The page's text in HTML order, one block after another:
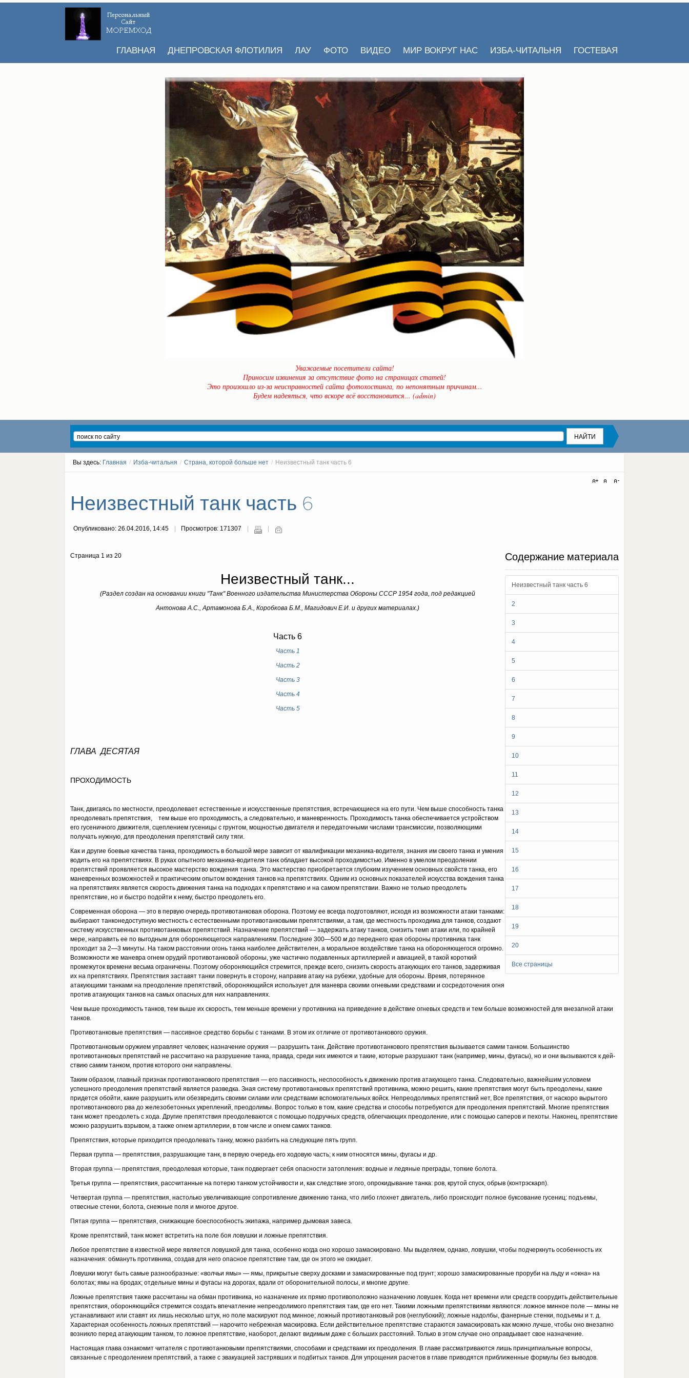
ГЛАВНАЯ ДНЕПРОВСКАЯ ФЛОТИЛИЯ ЛАУ ФОТО ВИДЕО МИР ВОКРУГ НАС ИЗБА-ЧИТАЛЬНЯ ГОСТЕВАЯ
Уважаемые посетители сайта!
Приносим извинения за отсутствие фото на страницах статей!
Это произошло из-за неисправностей сайта фотохостинга, по непонятным причинам...
Будем надеяться, что вскоре всё восстановится... (admin)
Вы здесь: Главная / Изба-читальня / Страна, которой больше нет / Неизвестный танк часть 6
Неизвестный танк часть 6
Опубликовано: 26.04.2016, 14:45 Просмотров: 171307
Содержание материала
Неизвестный танк часть 6
2
3
4
5
6
7
8
9
10
11
12
13
14
15
16
17
18
19
20
Все страницы
Страница 1 из 20
Неизвестный танк...
(Раздел создан на основании книги "Танк" Военного издательства Министерства Обороны СССР 1954 года, под редакцией
Антонова А.С., Артамонова Б.А., Коробкова Б.М., Магидович Е.И. и других материалах.)
Часть 6
Часть 1
Часть 2
Часть 3
Часть 4
Часть 5
ГЛАВА ДЕСЯТАЯ
ПРОХОДИМОСТЬ
Танк, двигаясь по местности, преодолевает естественные и искусствен­ные препятствия, встречающиеся на его пути. Чем выше способность танка
преодолевать препятствия, тем выше его проходимость, а следовательно, и маневренность. Проходимость танка обеспечивается устройством
его гусеничного движителя, сцеплением гусеницы с грунтом, мощностью двигателя и пере­даточными числами трансмиссии, позволяющими
получать нужную, для преодоления препятствий силу тяги.
Как и другие боевые качества танка, проходимость в большой мере зависит от квалификации механика-водителя, знания им своего танка и умения
водить его на препятствиях. В руках опытного механика-води­теля танк обладает высокой проходимостью. Именно в умелом преодоле­нии
препятствий проявляется высокое мастерство вождения танка. Это мастерство приобретается глубоким изучением основных свойств танка, его
маневренных возможностей и практическим опытом вождения танков на препятствиях. Одним из основных показателей искусства вождения танка
на препятствиях является скорость движения танка на подходах к препятствию и на самом препятствии. Важно не только преодолеть
препятствие, но и быстро подойти к нему, быстро преодолеть его.
Современная оборона — это в первую очередь противотанковая обо­рона. Поэтому ее всегда подготовляют, исходя из возможности атаки тан­ками:
выбирают танконедоступную местность с естественными противо­танковыми препятствиями, а там, где местность проходима для танков, создают
систему искусственных противотанковых препятствий. Назначе­ние препятствий — задержать атаку танков, снизить темп атаки или, по крайней
мере, направить ее по выгодным для обороняющегося напра­влениям. Последние 300—500 м до переднего края обороны противника танк
проходит за 2—3 минуты. На таком расстоянии огонь танка наи­более действителен, а моральное воздействие танка на обороняющегося огромно.
Возможности же маневра огнем орудий противотанковой обо­роны, уже частично подавленных артиллерией и авиацией, в такой ко­роткий
промежуток времени весьма ограничены. Поэтому обороняющийся стремится, прежде всего, снизить скорость атакующих его танков, задер­живая
их на препятствиях. Препятствия заставят танки повернуть в сто­рону, направив атаку на рубежи, удобные для обороны. Время, потерян­ное
атакующими танками на преодоление препятствий, обороняющийся использует для маневра своими огневыми средствами и сосредото­чения огня
против атакующих танков на самых опасных для них направлениях.
Чем выше проходимость танков, тем выше их скорость, тем меньше времени у противника на приведение в действие огневых средств и тем больше возможностей для внезапной атаки
танков.
Противотанковые препятствия — пассивное средство борьбы с тан­ками. В этом их отличие от противотанкового оружия.
Противотанковым оружием управляет человек; назначение оружия — разрушить танк. Действие противотанкового препятствия вызывается са­мим танком. Большинство
противотанковых препятствий не рассчитано на разрушение танка, правда, среди них имеются и такие, которые раз­рушают танк (например, мины, фугасы), но и они вызываются к дей­
ствию самим танком, против которого они направлены.
Таким образом, главный признак противотанкового препятствия — его пассивность, неспособность к движению против атакующего танка. Следовательно, важнейшим условием
успешного преодоления препят­ствий является разведка. Зная систему противотанковых препятствий противника, можно решить, какие препятствия могут быть преодолены, какие
придется обойти, какие разрушить или обезвредить своими силами или средствами вспомогательных войск. Непреодолимых препятствий нет, Все препятствия, от наскоро вырытого
противотанкового рва до железо­бетонных укреплений, преодолимы. Вопрос только в том, какие средства и способы потребуются для преодоления препятствий. Многие препят­ствия
танк может преодолеть с хода. Другие препятствия преодолева­ются с помощью подручных средств, облегчающих преодоление, или с помощью саперов и пехоты. Наконец, препятствие
можно разрушить взрывом, а также огнем артиллерии, в том числе и огнем самих танков.
Препятствия, которые приходится преодолевать танку, можно раз­бить на следующие пять групп.
Первая группа — препятствия, разрушающие танк, в первую очередь его ходовую часть; к ним относятся мины, фугасы и др.
Вторая группа — препятствия, преодолевая которые, танк под­вергает себя опасности затопления: водные и ледяные преграды, топкие болота.
Третья группа — препятствия, рассчитанные на потерю танком устойчивости и, как следствие этого, опрокидывание танка: ров, крутой спуск, обрыв (контрэскарп).
Четвертая группа — препятствия, настолько увеличивающие сопротивление движению танка, что либо глохнет двигатель, либо про­исходит полное буксование гусениц: подъемы,
отвесные стенки, болота, снежные поля и многое другое.
Пятая группа — препятствия, снижающие боеспособность эки­пажа, например дымовая завеса.
Кроме препятствий, танк может встретить на поле боя ловушки и ложные препятствия.
Любое препятствие в известной мере является ловушкой для танка, особенно когда оно хорошо замаскировано. Мы выделяем, однако, ло­вушки, чтобы подчеркнуть особенность их
назначения: обмануть против­ника, создав для него опасное препятствие там, где он этого не ожидает.
Ловушки могут быть самые разнообразные: «волчьи ямы» — ямы, прикрытые сверху досками и замаскированные под грунт; хорошо зама­скированные проруби на льду и «окна» на
болотах; ямы на бродах; от­дельные мины и фугасы на дорогах, вдали от оборонительной полосы, и многие другие.
Ложные препятствия также рассчитаны на обман противника, но назначение их прямо противоположно назначению ловушек. Когда нет времени или средств соорудить действительные
препятствия, обороняю­щийся стремится создать впечатление непреодолимого препятствия там, где его нет. Такими ложными препятствиями являются: ложное минное поле — мины не
устанавливают или ставят их лишь несколько штук, но поле маскируют под минное; ложный противотанковый ров (неглубокий); ложные надолбы, фанерные стенки, подъемы и т. д.
Характерная особен­ность ложных препятствий — нарочито небрежная маскировка. Если дей­ствительное препятствие стараются замаскировать как можно лучше, чтобы оно внезапно
возникло перед атакующим танком, то ложное пре­пятствие, наоборот, делают видимым даже с больших расстояний. Только в этом случае оно оправдывает свое назначение.
Настоящая глава ознакомит читателя с противотанковыми препят­ствиями, способами и средствами их преодоления. В главе рассматри­ваются лишь принципиальные вопросы,
связанные с преодолением пре­пятствий, а также с эвакуацией застрявших и подбитых танков. Для упрощения расчетов в главе приводятся приближенные формулы без выводов.